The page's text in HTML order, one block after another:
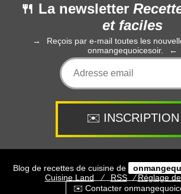
🍴 La newsletter
et faciles
Reçois par e-mail toutes les
onmangequoicesoir.
Blog de recettes de cuisine de
CuisineLand ⁄ RSS ⁄Réglage
✉️ Contacter